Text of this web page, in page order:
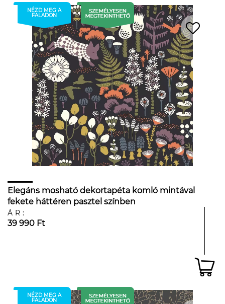
NÉZD MEG A
FALADON
Elegáns mosható dekortapéta komló mintával
fekete háttéren pasztel színben
ÁR:
39 990 Ft
NÉZD MEG A
FALADON